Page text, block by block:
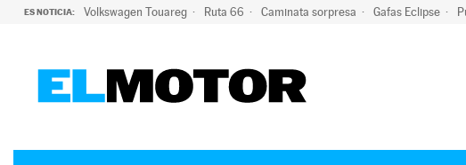
ES NOTICIA: Volkswagen Touareg Ruta 66 Caminata sorpresa Gafas Eclipse
ELÉCTRICOS